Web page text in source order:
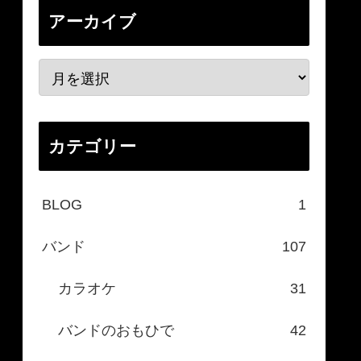
アーカイブ
カテゴリー
BLOG 1
バンド 107
カラオケ 31
バンドのおもひで 42